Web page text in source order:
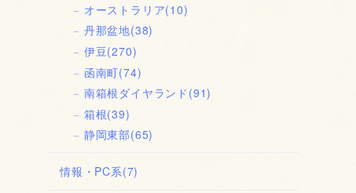
オーストラリア(10)
丹那盆地(38)
伊豆(270)
函南町(74)
南箱根ダイヤランド (91)
箱根(39)
静岡東部(65)
情報・PC系(7)